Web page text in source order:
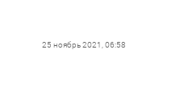
25 ноябрь 2021, 06:58